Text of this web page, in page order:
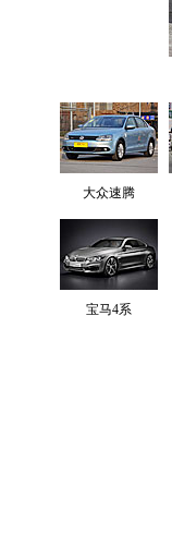
大众速腾
宝马4系